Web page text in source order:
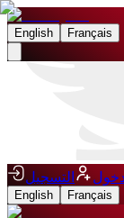
English Français
التسجيل
English Français